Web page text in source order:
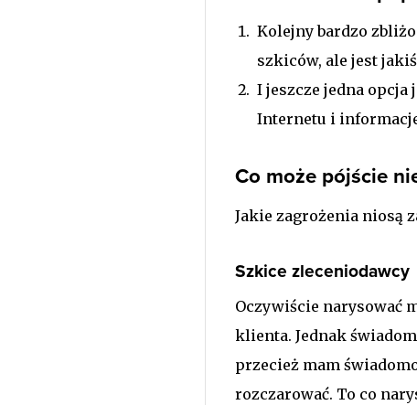
Kolejny bardzo
szkiców, ale jest
I jeszcze jedna
Internetu i
Co może pójście
Jakie zagrożenia niosą
Szkice zleceniodawcy
Oczywiście narysować
klienta. Jednak
przecież mam
rozczarować. To co